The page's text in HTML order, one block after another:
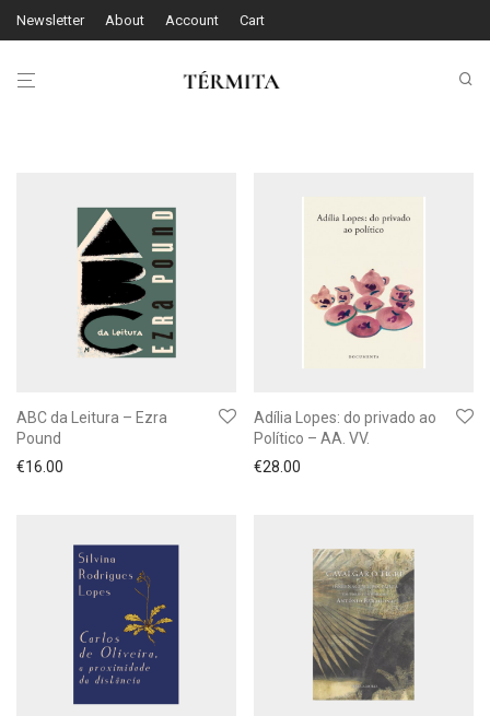
Newsletter About Account Cart
ABC da Leitura – Ezra
Pound
€16.00
Adília Lopes: do privado ao
Político – AA. VV.
€28.00